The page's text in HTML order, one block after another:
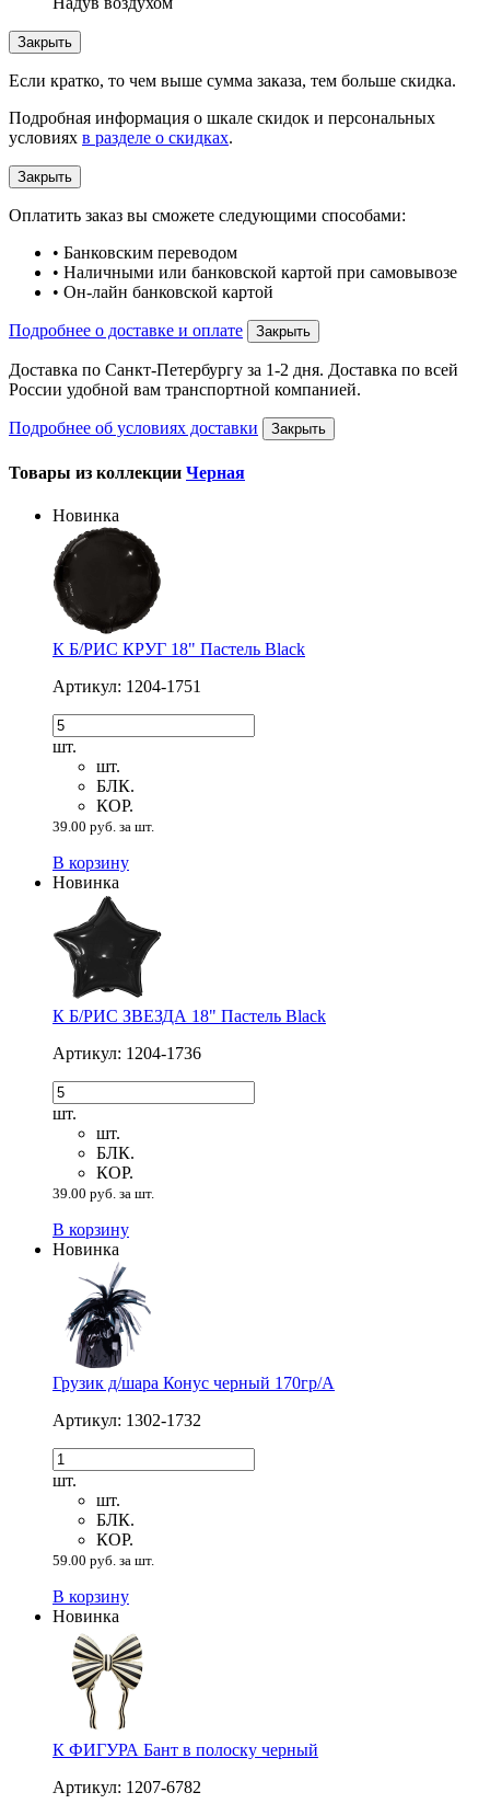
Закрыть
Если кратко, то чем выше сумма заказа, тем больше скидка.
Подробная информация о шкале скидок и персональных
условиях в разделе о скидках.
Закрыть
Оплатить заказ вы сможете следующими способами:
• Банковским переводом
• Наличными или банковской картой при самовывозе
• Он-лайн банковской картой
Подробнее о доставке и оплате Закрыть
Доставка по Санкт-Петербургу за 1-2 дня. Доставка по всей
России удобной вам транспортной компанией.
Подробнее об условиях доставки Закрыть
Товары из коллекции Черная
Новинка
К Б/РИС КРУГ 18" Пастель Black
Артикул: 1204-1751
шт.
шт.
БЛК.
КОР.
39.00 руб. за шт.
В корзину
Новинка
К Б/РИС ЗВЕЗДА 18" Пастель Black
Артикул: 1204-1736
шт.
шт.
БЛК.
КОР.
39.00 руб. за шт.
В корзину
Новинка
Грузик д/шара Конус черный 170гр/A
Артикул: 1302-1732
шт.
шт.
БЛК.
КОР.
59.00 руб. за шт.
В корзину
Новинка
К ФИГУРА Бант в полоску черный
Артикул: 1207-6782